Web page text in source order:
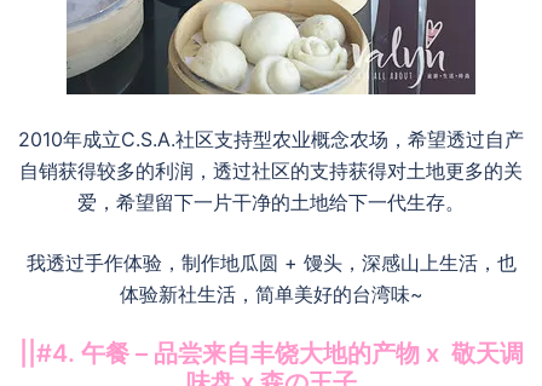
2010年成立C.S.A.社区支持型农业概念农场，希望透过自产
自销获得较多的利润，透过社区的支持获得对土地更多的关
爱，希望留下一片干净的土地给下一代生存。
我透过手作体验，制作地瓜圆 + 馒头，深感山上生活，也
体验新社生活，简单美好的台湾味~
||#4. 午餐 – 品尝来自丰饶大地的产物 x 敬天调